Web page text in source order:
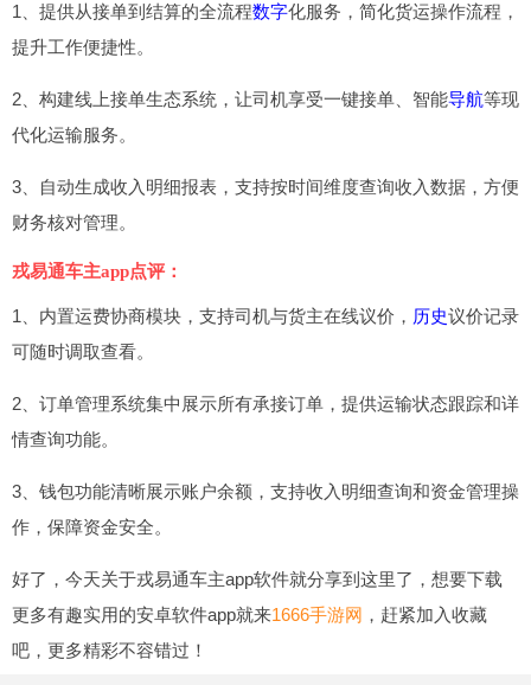
1、提供从接单到结算的全流程数字化服务，简化货运操作流程，
提升工作便捷性。
2、构建线上接单生态系统，让司机享受一键接单、智能导航等现
代化运输服务。
3、自动生成收入明细报表，支持按时间维度查询收入数据，方便
财务核对管理。
戎易通车主app点评：
1、内置运费协商模块，支持司机与货主在线议价， 历史议价记录
可随时调取查看。
2、订单管理系统集中展示所有承接订单，提供运输状态跟踪和详
情查询功能。
3、钱包功能清晰展示账户余额，支持收入明细查询和资金管理操
作，保障资金安全。
好了，今天关于戎易通车主app软件就分享到这里了，想要下载
更多有趣实用的安卓软件app就来1666手游网 ，赶紧加入收藏
吧，更多精彩不容错过！